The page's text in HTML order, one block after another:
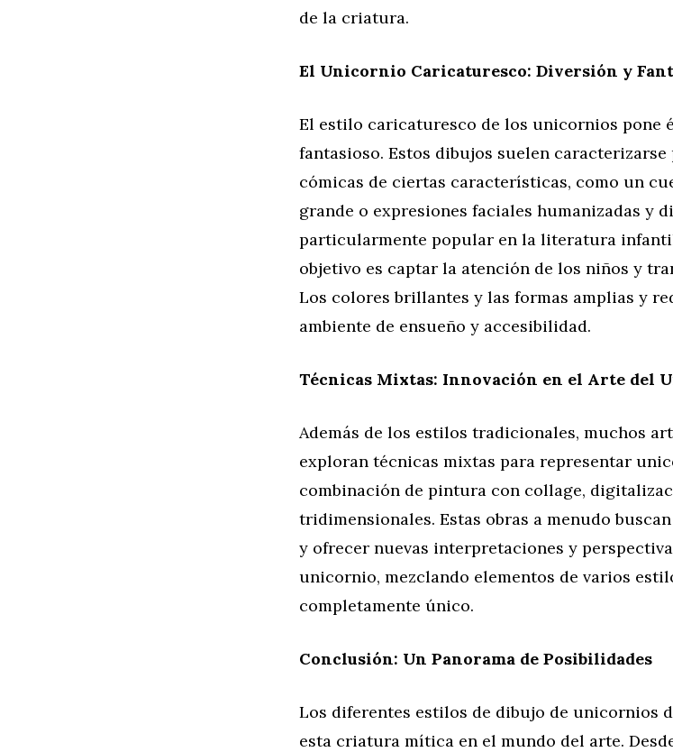
de la criatura.
El Unicornio Caricaturesco: Diversión y
El estilo caricaturesco de los unicornios pone
fantasioso. Estos dibujos suelen
cómicas de ciertas características, como un
grande o expresiones faciales humanizadas y
particularmente popular en la literatura
objetivo es captar la atención de los niños y
Los colores brillantes y las formas amplias y
ambiente de ensueño y accesibilidad.
Técnicas Mixtas: Innovación en el Arte del
Además de los estilos tradicionales, muchos
exploran técnicas mixtas para representar
combinación de pintura con collage,
tridimensionales. Estas obras a menudo
y ofrecer nuevas interpretaciones y
unicornio, mezclando elementos de varios
completamente único.
Conclusión: Un Panorama de Posibilidades
Los diferentes estilos de dibujo de unicornios
esta criatura mítica en el mundo del arte.